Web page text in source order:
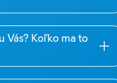
Vás? Koľko ma to